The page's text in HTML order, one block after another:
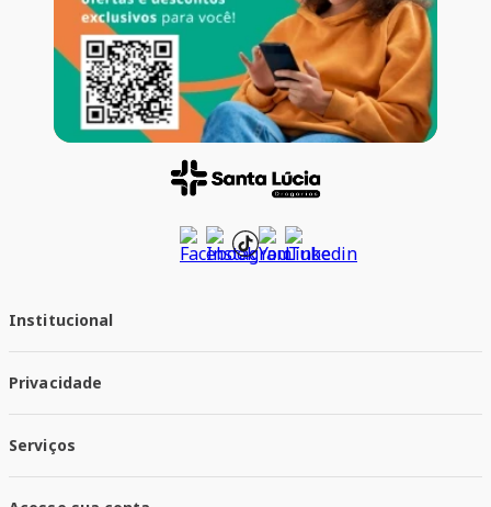
Institucional
Trabalhe conosco
Responsabilidade Social
Nossas Lojas
Privacidade
Política de Entrega
Trocas e Devoluções
Serviços